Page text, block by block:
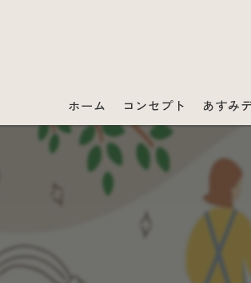
ホーム コンセプト あすみ